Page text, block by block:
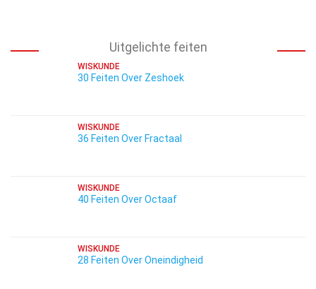
Uitgelichte feiten
WISKUNDE
30 Feiten Over Zeshoek
WISKUNDE
36 Feiten Over Fractaal
WISKUNDE
40 Feiten Over Octaaf
WISKUNDE
28 Feiten Over Oneindigheid